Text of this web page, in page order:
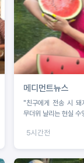
메디먼트뉴스
"친구에게 전송 시 돼
무더위 날리는 현실 수
5시간전